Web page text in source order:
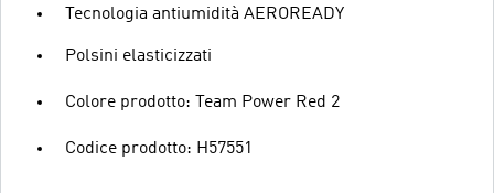
Tecnologia antiumidità AEROREADY
Polsini elasticizzati
Colore prodotto: Team Power Red 2
Codice prodotto: H57551